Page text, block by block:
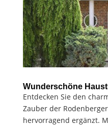
Wunderschöne
Entdecken Sie den
Zauber der
hervorragend ergänzt.